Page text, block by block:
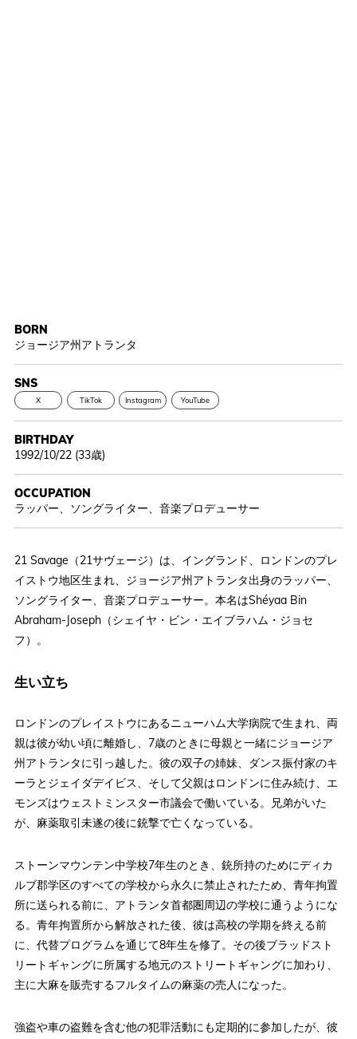
BORN
ジョージア州アトランタ
SNS
X TikTok Instagram YouTube
BIRTHDAY
1992/10/22 (33歳)
OCCUPATION
ラッパー、ソングライター、音楽プロデューサー
21 Savage（21サヴェージ）は、イングランド、ロンドンのプレ
イストウ地区生まれ、ジョージア州アトランタ出身のラッパー、
ソングライター、音楽プロデューサー。本名はShéyaa Bin
Abraham-Joseph（シェイヤ・ビン・エイブラハム・ジョセ
フ）。
生い立ち
ロンドンのプレイストウにあるニューハム大学病院で生まれ、両
親は彼が幼い頃に離婚し、7歳のときに母親と一緒にジョージア
州アトランタに引っ越した。彼の双子の姉妹、ダンス振付家のキ
ーラとジェイダデイビス、そして父親はロンドンに住み続け、エ
モンズはウェストミンスター市議会で働いている。兄弟がいた
が、麻薬取引未遂の後に銃撃で亡くなっている。
ストーンマウンテン中学校7年生のとき、銃所持のためにディカ
ルブ郡学区のすべての学校から永久に禁止されたため、青年拘置
所に送られる前に、アトランタ首都圏周辺の学校に通うようにな
る。青年拘置所から解放された後、彼は高校の学期を終える前
に、代替プログラムを通じて8年生を修了。その後ブラッドスト
リートギャングに所属する地元のストリートギャングに加わり、
主に大麻を販売するフルタイムの麻薬の売人になった。
強盗や車の盗難を含む他の犯罪活動にも定期的に参加したが、彼